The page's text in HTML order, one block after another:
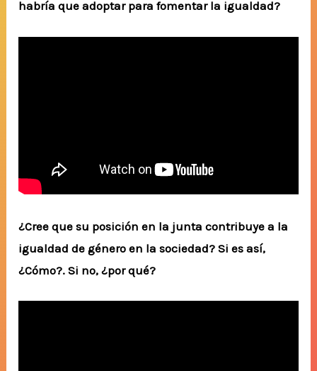
habría que adoptar para fomentar la igualdad?
¿Cree que su posición en la junta contribuye a la
igualdad de género en la sociedad? Si es así,
¿Cómo?. Si no, ¿por qué?